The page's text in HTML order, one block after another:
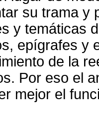
su trama y
y temáticas
epígrafes y
de la
Por eso el
mejor el